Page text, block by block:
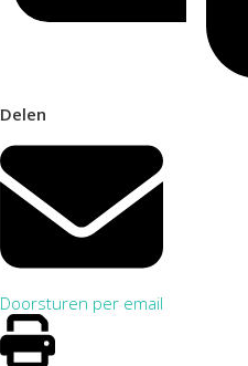
Delen
Doorsturen per email